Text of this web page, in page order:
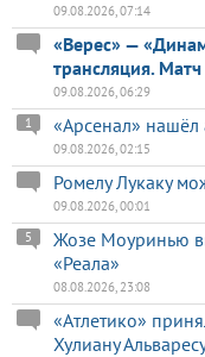
09.08.2026, 07:14
«Верес» —
трансляция.
09.08.2026, 06:29
«Арсенал» нашёл
1
09.08.2026, 02:15
Ромелу Лукаку
09.08.2026, 00:01
Жозе Моуринью
«Реала»
5
08.08.2026, 23:08
«Атлетико»
Хулиану